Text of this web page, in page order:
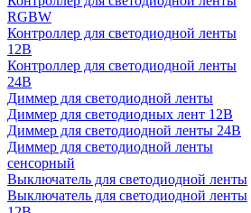
RGBW
Контроллер для светодиодной ленты
12В
Контроллер для светодиодной ленты
24В
Диммер для светодиодной ленты
Диммер для светодиодных лент 12В
Диммер для светодиодной ленты 24В
Диммер для светодиодной ленты
сенсорный
Выключатель для светодиодной ленты
Выключатель для светодиодной ленты